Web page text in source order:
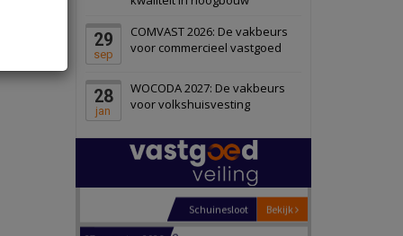
29
sep
COMVAST 2026: De vakbeurs
voor commercieel vastgoed
28
jan
WOCODA 2027: De vakbeurs
voor volkshuisvesting
Schiedam
22 september 2026 Attractiepark
Bekijk
Oranje
28 september 2026
bedrijventerrein
Schuinesloot
Binnenvaartschip